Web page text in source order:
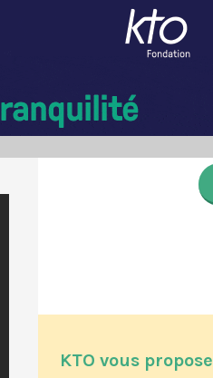
KTO vous propose